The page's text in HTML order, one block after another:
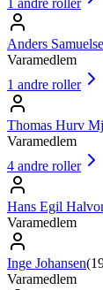
Anders
Varamedlem
1 andre roller
Thomas Hurv
Varamedlem
4 andre roller
Hans Egil
Varamedlem
Inge Johansen(
Varamedlem